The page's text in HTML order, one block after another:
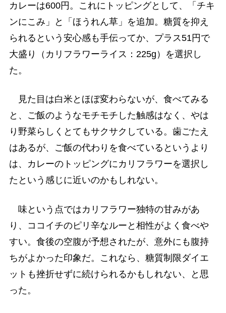
カレーは600円。これにトッピングとして、「チキ
ンにこみ」と「ほうれん草」を追加。糖質を抑え
られるという安心感も手伝ってか、プラス51円で
大盛り（カリフラワーライス：225g）を選択し
た。
見た目は白米とほぼ変わらないが、食べてみる
と、ご飯のようなモチモチした触感はなく、やは
り野菜らしくとてもサクサクしている。歯ごたえ
はあるが、ご飯の代わりを食べているというより
は、カレーのトッピングにカリフラワーを選択し
たという感じに近いのかもしれない。
味という点ではカリフラワー独特の甘みがあ
り、ココイチのピリ辛なルーと相性がよく食べや
すい。食後の空腹が予想されたが、意外にも腹持
ちがよかった印象だ。これなら、糖質制限ダイエ
ットも挫折せずに続けられるかもしれない、と思
った。